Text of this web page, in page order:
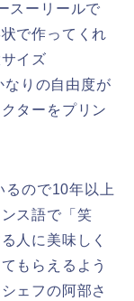
スーリールで
で作ってくれ
イズ
なりの自由度が
ターをプリン
るので10年以上
ス語で「笑
人に美味しく
もらえるよう
ェフの阿部さ